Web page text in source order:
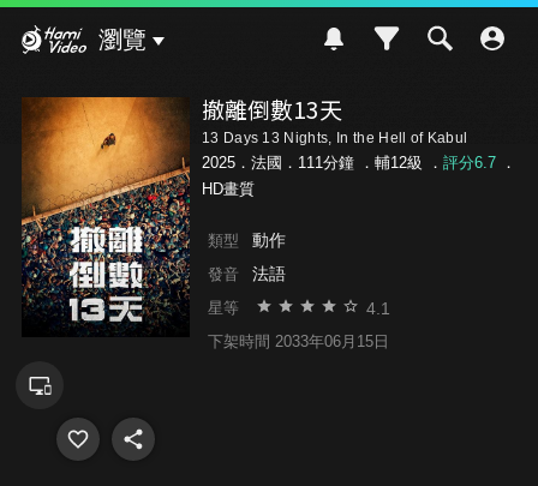
瀏覽
撤離倒數13天
13 Days 13 Nights, In the Hell of Kabul
2025．法國．111分鐘 ． 輔12級 ． 評分6.7．
HD畫質
類型 動作
發音 法語
星等 4.1
下架時間 2033年06月15日